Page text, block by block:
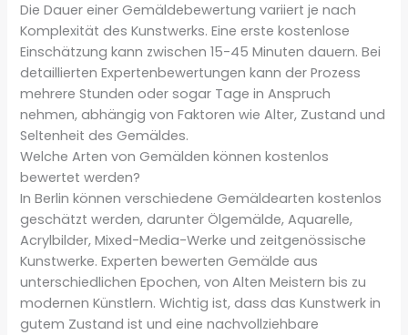
Die Dauer einer Gemäldebewertung variiert je nach
Komplexität des Kunstwerks. Eine erste kostenlose
Einschätzung kann zwischen 15-45 Minuten dauern. Bei
detaillierten Expertenbewertungen kann der Prozess
mehrere Stunden oder sogar Tage in Anspruch
nehmen, abhängig von Faktoren wie Alter, Zustand und
Seltenheit des Gemäldes.
Welche Arten von Gemälden können kostenlos
bewertet werden?
In Berlin können verschiedene Gemäldearten kostenlos
geschätzt werden, darunter Ölgemälde, Aquarelle,
Acrylbilder, Mixed-Media-Werke und zeitgenössische
Kunstwerke. Experten bewerten Gemälde aus
unterschiedlichen Epochen, von Alten Meistern bis zu
modernen Künstlern. Wichtig ist, dass das Kunstwerk in
gutem Zustand ist und eine nachvollziehbare